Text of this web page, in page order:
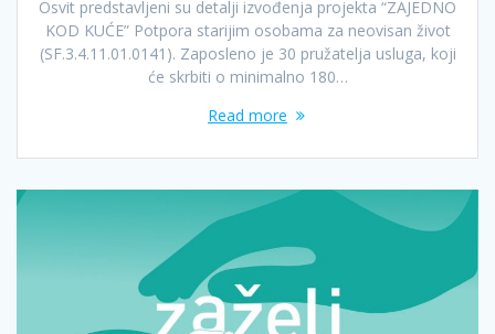
Osvit predstavljeni su detalji izvođenja projekta “ZAJEDNO
KOD KUĆE” Potpora starijim osobama za neovisan život
(SF.3.4.11.01.0141). Zaposleno je 30 pružatelja usluga, koji
će skrbiti o minimalno 180…
Read more